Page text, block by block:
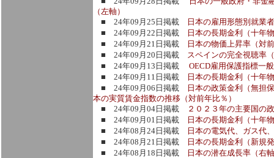
（左軸）
■ 24年09月25日掲載
日本の雇用形態別就業
■ 24年09月22日掲載
日本の長期金利（十年
■ 24年09月21日掲載
日本の物価上昇率（対
■ 24年09月20日掲載 スペインの完全視聴率
■ 24年09月13日掲載 OECD雇用保護指標一
■ 24年09月11日掲載
日本の長期金利（十年
■ 24年09月06日掲載
日本の政策金利（無担
本の実質賃金指数の推移（対前年比％）
■ 24年09月04日掲載 ２０２３年の主要国の
■ 24年09月01日掲載
日本の長期金利（十年
■ 24年08月24日掲載
日本の電気代、ガス代
■ 24年08月21日掲載
日本の長期金利（新規
■ 24年08月18日掲載
日本の潜在成長率（右